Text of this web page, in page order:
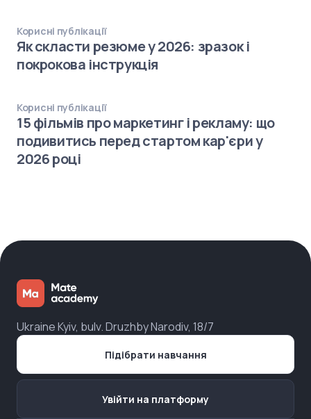
Корисні публікації
Як скласти резюме у 2026: зразок і
покрокова інструкція
Корисні публікації
15 фільмів про маркетинг і рекламу: що
подивитись перед стартом кар'єри у
2026 році
Ukraine Kyiv, bulv. Druzhby Narodiv, 18/7
Підібрати навчання
Увійти на платформу